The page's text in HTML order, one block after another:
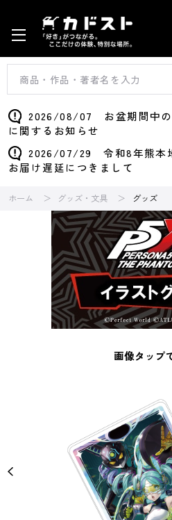
2026/08/07 お盆期間中の
に関するお知らせ
2026/07/29 令和8年熊本
お届け遅延につきまして
ホーム グッズ・文具 グッズ
画像タップ